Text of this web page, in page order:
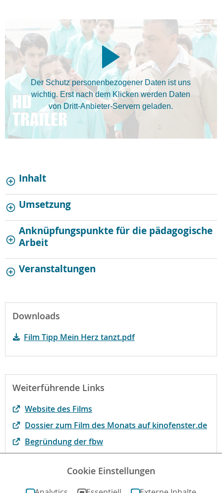
Der Schutz personenbezogener Daten ist uns
wichtig. Erst nach dem Klicken werden Daten
von Dritt-Anbieter-Servern geladen.
Inhalt
Umsetzung
Anknüpfungspunkte für die pädagogische
Arbeit
Veranstaltungen
Downloads
Film Tipp Mein Herz tanzt.pdf
Weiterführende Links
Website des Films
Dossier zum Film des Monats auf kinofenster.de
Begründung der fbw
Der Film bei filmportal.de
Cookie Einstellungen